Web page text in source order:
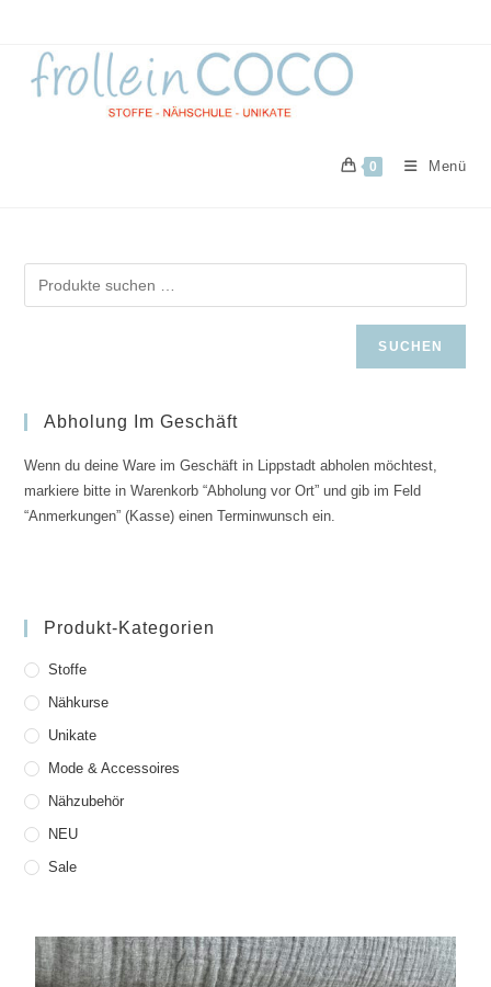
springen
0 Menü
SUCHEN
Abholung Im Geschäft
Wenn du deine Ware im Geschäft in Lippstadt abholen möchtest,
markiere bitte in Warenkorb “Abholung vor Ort” und gib im Feld
“Anmerkungen” (Kasse) einen Terminwunsch ein.
Produkt-Kategorien
Stoffe
Nähkurse
Unikate
Mode & Accessoires
Nähzubehör
NEU
Sale